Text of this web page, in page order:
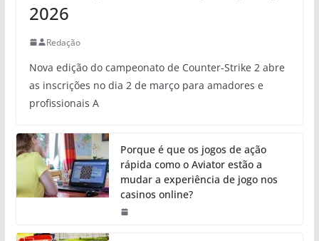
2026
Redação
Nova edição do campeonato de Counter-Strike 2 abre
as inscrições no dia 2 de março para amadores e
profissionais A
Porque é que os jogos de ação
rápida como o Aviator estão a
mudar a experiência de jogo nos
casinos online?